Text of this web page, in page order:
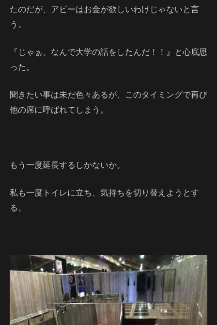
たのだが、アビーはお金が欲しいわけじゃないと言
う。
『じゃぁ、なんで大学の話をしたんだ！！』と心底思
った。
聞きたい事は未だ色々あるが、このタイミングで再び
他の席に呼ばれてしまう。
もう一度延長するしかないか。
私も一度トイレに立ち、気持ちを切り替えようとす
る。